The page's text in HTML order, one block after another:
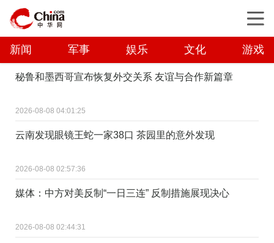
新闻 军事 娱乐 文化 游戏
秘鲁和墨西哥宣布恢复外交关系 友谊与合作新篇章
2026-08-08 04:01:25
云南发现眼镜王蛇一家38口 茶园里的意外发现
2026-08-08 02:57:36
媒体：中方对美反制“一日三连” 反制措施展现决心
2026-08-08 02:44:31